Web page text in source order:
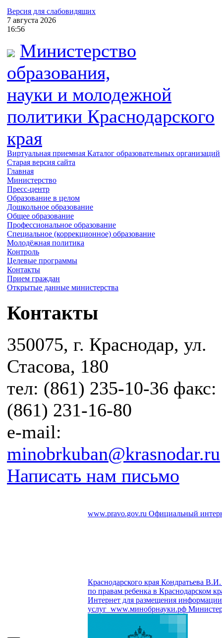
Версия для слабовидящих
7 августа 2026
16:56
Министерство
образования,
науки и молодежной
политики Краснодарского
края
Виртуальная приемная Каталог образовательных организаций
Старая версия сайта
Главная
Министерство
Пресс-центр
Образование в целом
Дошкольное образование
Общее образование
Профессиональное образование
Специальное (коррекционное) образование
Молодёжная политика
Контроль
Целевые программы
Контакты
Прием граждан
Открытые данные министерства
Контакты
350075, г. Краснодар, ул.
Стасова, 180
тел: (861) 235-10-36 факс:
(861) 231-16-80
e-mail:
minobrkuban@krasnodar.ru
Написать нам письмо
www.pravo.gov.ru Официальный
Краснодарского края Кондратьева В.И.
по правам ребенка в Краснодарском
Интернет для размещения информации
услуг www.минобрнауки.рф